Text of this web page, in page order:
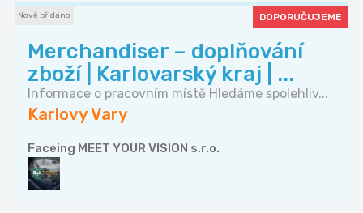
Nově přidáno DOPORUČUJEME
Merchandiser – doplňování
zboží | Karlovarský kraj | ...
Informace o pracovním místě Hledáme spolehliv...
Karlovy Vary
Faceing MEET YOUR VISION s.r.o.